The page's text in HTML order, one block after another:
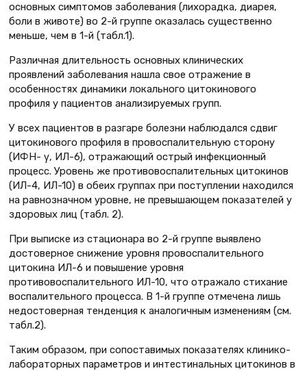
основных симптомов заболевания (лихорадка, диарея,
боли в животе) во 2-й группе оказалась существенно
меньше, чем в 1-й (табл.1).
Различная длительность основных клинических
проявлений заболевания нашла свое отражение в
особенностях динамики локального цитокинового
профиля у пациентов анализируемых групп.
У всех пациентов в разгаре болезни наблюдался сдвиг
цитокинового профиля в провоспалительную сторону
(ИФН- γ, ИЛ-6), отражающий острый инфекционный
процесс. Уровень же противовоспалительных цитокинов
(ИЛ-4, ИЛ-10) в обеих группах при поступлении находился
на равнозначном уровне, не превышающем показателей у
здоровых лиц (табл. 2).
При выписке из стационара во 2-й группе выявлено
достоверное снижение уровня провоспалительного
цитокина ИЛ-6 и повышение уровня
противовоспалительного ИЛ-10, что отражало стихание
воспалительного процесса. В 1-й группе отмечена лишь
недостоверная тенденция к аналогичным изменениям (см.
табл.2).
Таким образом, при сопоставимых показателях клинико-
лабораторных параметров и интестинальных цитокинов в